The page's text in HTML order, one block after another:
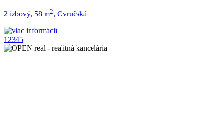
2 izbový, 58 m2, Ovručská
1 2345